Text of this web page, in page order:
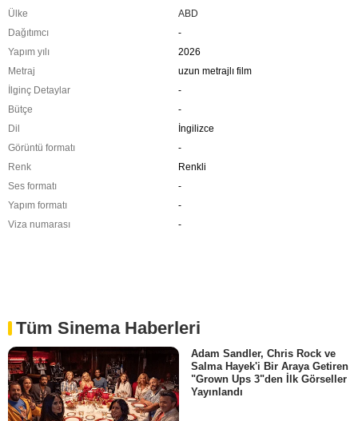
Ülke
ABD
Dağıtımcı
-
Yapım yılı
2026
Metraj
uzun metrajlı film
İlginç Detaylar
-
Bütçe
-
Dil
İngilizce
Görüntü formatı
-
Renk
Renkli
Ses formatı
-
Yapım formatı
-
Viza numarası
-
Tüm Sinema Haberleri
Adam Sandler, Chris Rock ve
Salma Hayek'i Bir Araya Getiren
"Grown Ups 3"den İlk Görseller
Yayınlandı